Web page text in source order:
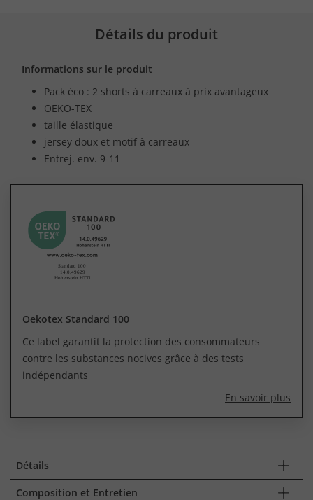
Détails du produit
Informations sur le produit
Pack éco : 2 shorts à carreaux à prix avantageux
OEKO-TEX
taille élastique
jersey doux et motif à carreaux
Entrej. env. 9-11
Oekotex Standard 100
Ce label garantit la protection des consommateurs
contre les substances nocives grâce à des tests
indépendants
En savoir plus
Détails
Composition et Entretien